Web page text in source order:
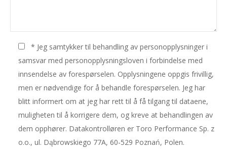
* Jeg samtykker til behandling av personopplysninger i
samsvar med personopplysningsloven i forbindelse med
innsendelse av forespørselen. Opplysningene oppgis frivillig,
men er nødvendige for å behandle forespørselen. Jeg har
blitt informert om at jeg har rett til å få tilgang til dataene,
muligheten til å korrigere dem, og kreve at behandlingen av
dem opphører. Datakontrolløren er Toro Performance Sp. z
o.o., ul. Dąbrowskiego 77A, 60-529 Poznań, Polen.